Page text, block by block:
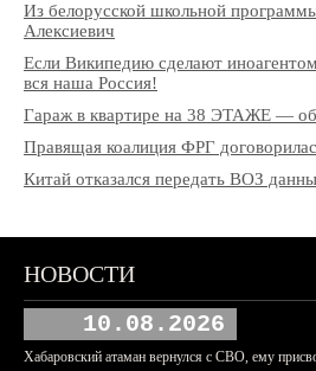
Из белорусской школьной
Алексиевич
Если Википедию сделают
вся наша Россия!
Гараж в квартире на 38 ЭТАЖЕ —
Правящая коалиция ФРГ
Китай отказался передать ВОЗ
НОВОСТИ
10.08.2026
Хабаровский атаман вернулся с СВО, ему